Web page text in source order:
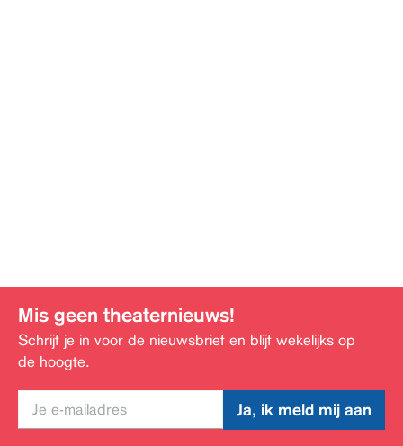
Mis geen theaternieuws!
Schrijf je in voor de nieuwsbrief en blijf wekelijks op
de hoogte.
Ja, ik meld mij aan